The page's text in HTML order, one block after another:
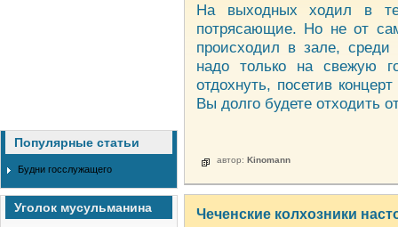
Популярные статьи
Будни госслужащего
Уголок мусульманина
На выходных ходил в
потрясающие. Но не от
происходил в зале,
надо только на свежую
отдохнуть, посетив
Вы долго будете отходить
автор: Kinomann
Чеченские колхозники